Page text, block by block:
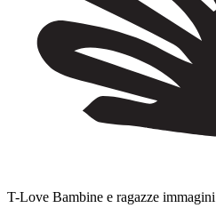
T-Love Bambine e ragazze immagini